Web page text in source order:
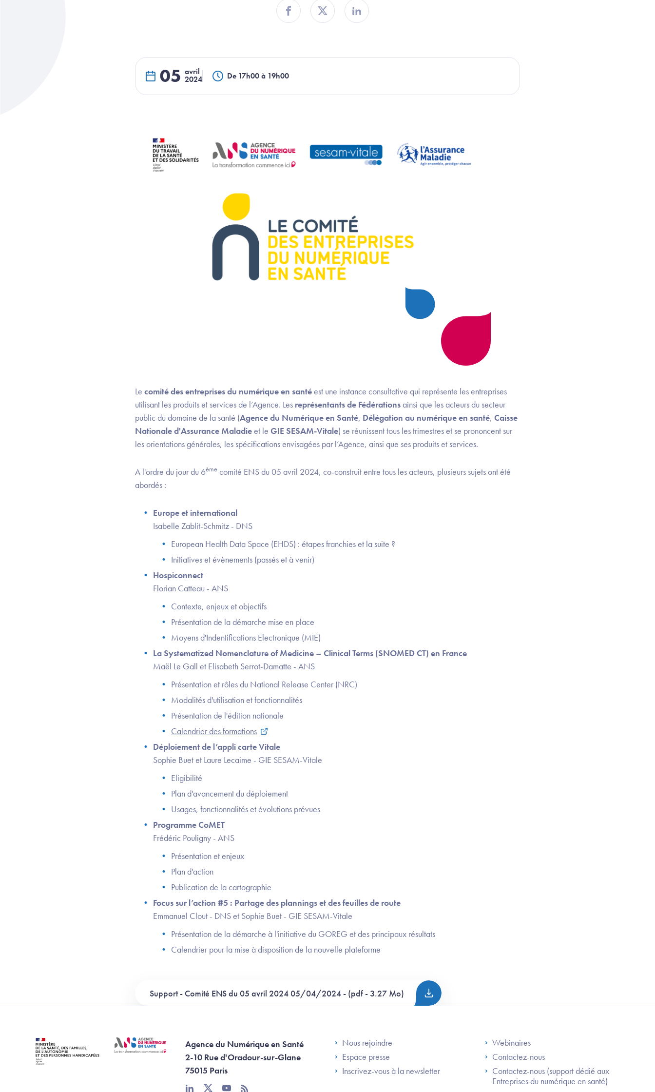
Partager sur Facebook
Partager sur TwitterPartager sur Linkedin
05 avril
2024 De 17h00 à 19h00
Le comité des entreprises du numérique en santéest une instance consultative qui représente les entreprises
utilisant les produits et services de l’Agence. Les représentants de Fédérationsainsi que les acteurs du secteur
public du domaine de la santé (Agence du Numérique en Santé, Délégation au numérique en santé, Caisse
Nationale d'Assurance Maladieet le GIE SESAM-Vitale) se réunissent tous les trimestres et se prononcent sur
les orientations générales, les spécifications envisagées par l’Agence, ainsi que ses produits et services.
A l'ordre du jour du 6ème comité ENS du 05 avril 2024, co-construit entre tous les acteurs, plusieurs sujets ont été
abordés :
Europe et international
Isabelle Zablit-Schmitz - DNS
European Health Data Space (EHDS) : étapes franchies et la suite ?
Initiatives et évènements (passés et à venir)
Hospiconnect
Florian Catteau - ANS
Contexte, enjeux et objectifs
Présentation de la démarche mise en place
Moyens d'Indentifications Electronique (MIE)
La Systematized Nomenclature of Medicine – Clinical Terms (SNOMED CT) en France
Maël Le Gall et Elisabeth Serrot-Damatte - ANS
Présentation et rôles du National Release Center (NRC)
Modalités d'utilisation et fonctionnalités
Présentation de l'édition nationale
Calendrier des formations
Déploiement de l’appli carte Vitale
Sophie Buet et Laure Lecaime - GIE SESAM-Vitale
Eligibilité
Plan d'avancement du déploiement
Usages, fonctionnalités et évolutions prévues
Programme CoMET
Frédéric Pouligny - ANS
Présentation et enjeux
Plan d'action
Publication de la cartographie
Focus sur l’action #5 : Partage des plannings et des feuilles de route
Emmanuel Clout - DNS et Sophie Buet - GIE SESAM-Vitale
Présentation de la démarche à l'initiative du GOREG et des principaux résultats
Calendrier pour la mise à disposition de la nouvelle plateforme
Support - Comité ENS du 05 avril 2024 05/04/2024 - (pdf - 3.27 Mo)
Agence du Numérique en Santé
2-10 Rue d'Oradour-sur-Glane
75015 Paris
Footer Left ANS
Nous rejoindre
Espace presse
Inscrivez-vous à la newsletter
Footer Right ANS
Webinaires
Contactez-nous
Contactez-nous (support dédié aux
Entreprises du numérique en santé)